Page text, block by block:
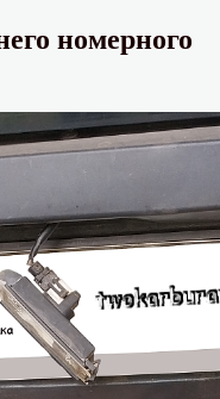
номерного